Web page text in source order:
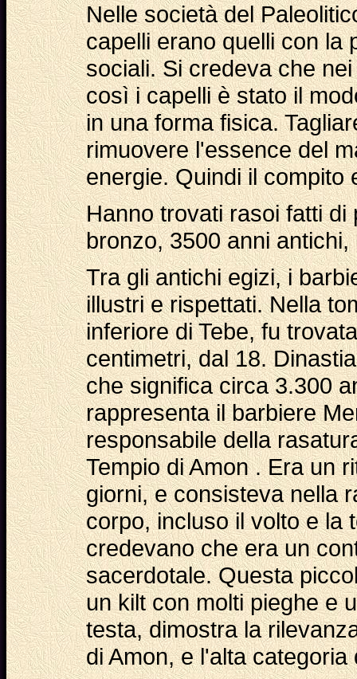
Nelle società del
capelli erano quelli con la
sociali. Si credeva che
così i capelli è stato il
in una forma fisica.
rimuovere l'essence del
energie. Quindi il compito
Hanno trovati rasoi fatti
bronzo, 3500 anni
Tra gli antichi egizi, i
illustri e rispettati. Nella
inferiore di Tebe, fu
centimetri, dal 18.
che significa circa 3.300
rappresenta il barbiere
responsabile della
Tempio di Amon . Era un
giorni, e consisteva nella
corpo, incluso il volto e la
credevano che era un
sacerdotale. Questa
un kilt con molti pieghe e
testa, dimostra la
di Amon, e l'alta